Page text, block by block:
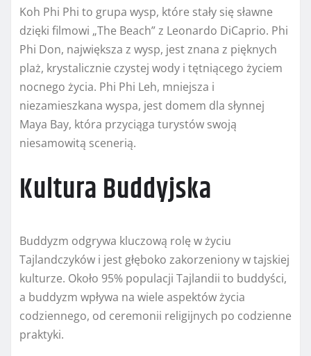
Koh Phi Phi to grupa wysp, które stały się sławne
dzięki filmowi „The Beach” z Leonardo DiCaprio. Phi
Phi Don, największa z wysp, jest znana z pięknych
plaż, krystalicznie czystej wody i tętniącego życiem
nocnego życia. Phi Phi Leh, mniejsza i
niezamieszkana wyspa, jest domem dla słynnej
Maya Bay, która przyciąga turystów swoją
niesamowitą scenerią.
Kultura Buddyjska
Buddyzm odgrywa kluczową rolę w życiu
Tajlandczyków i jest głęboko zakorzeniony w tajskiej
kulturze. Około 95% populacji Tajlandii to buddyści,
a buddyzm wpływa na wiele aspektów życia
codziennego, od ceremonii religijnych po codzienne
praktyki.